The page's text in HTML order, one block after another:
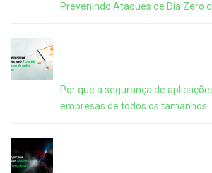
Prevenindo Ataques de Dia Zero
Por que a segurança de
empresas de todos os tamanhos